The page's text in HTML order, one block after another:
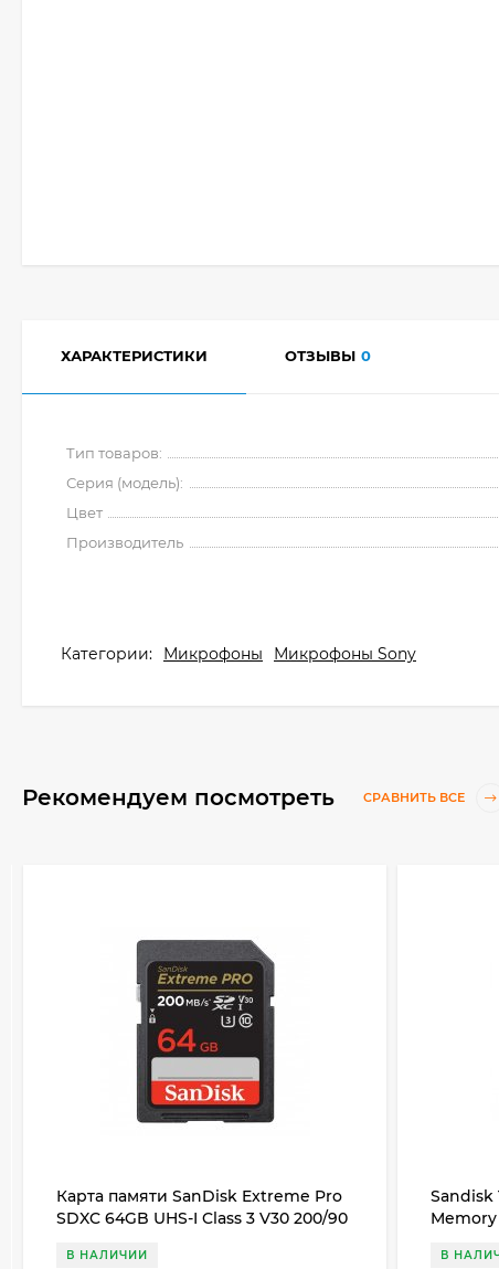
ХАРАКТЕРИСТИКИ ОТЗЫВЫ 0
Тип товаров:
Серия (модель):
Цвет
Производитель
Категории: Микрофоны Микрофоны Sony
Рекомендуем посмотреть СРАВНИТЬ ВСЕ
Карта памяти SanDisk Extreme Pro
SDXC 64GB UHS-I Class 3 V30 200/90
В НАЛИЧИИ
Sandisk
Memory
В